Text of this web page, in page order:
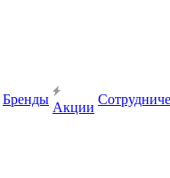
Бренды
Акции